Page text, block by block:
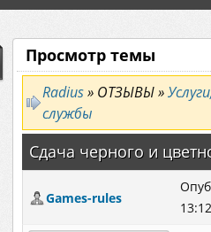
Просмотр темы
Radius» ОТЗЫВЫ »
службы
Сдача черного и
Games-rules
13:12